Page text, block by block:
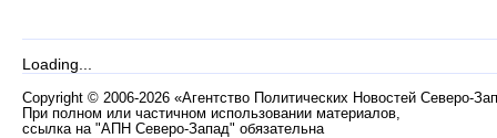
Loading...
Copyright © 2006-2026 «Агентство Политических Новостей Северо-
При полном или частичном использовании материалов,
ссылка на "АПН Северо-Запад" обязательна